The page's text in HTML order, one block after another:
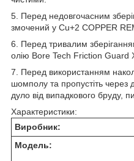
5. Перед недовгочасним
змочений у Cu+2 COPPER
6. Перед тривалим
олію Bore Tech Friction Guard
7. Перед використанням
шомполу та пропустіть через
дуло від випадкового бруду,
Характеристики:
Виробник:
Модель: